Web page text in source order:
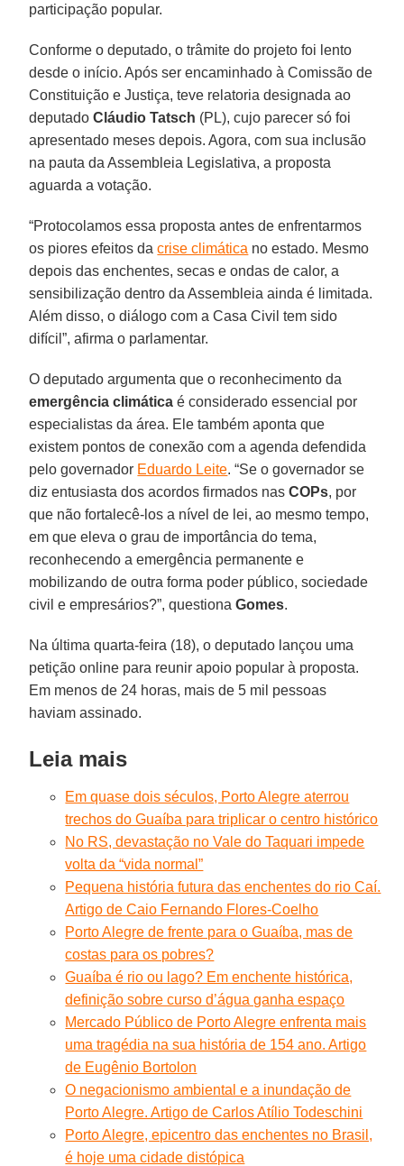
participação popular.
Conforme o deputado, o trâmite do projeto foi lento
desde o início. Após ser encaminhado à Comissão de
Constituição e Justiça, teve relatoria designada ao
deputadoCláudio Tatsch (PL), cujo parecer só foi
apresentado meses depois. Agora, com sua inclusão
na pauta da Assembleia Legislativa, a proposta
aguarda a votação.
“Protocolamos essa proposta antes de enfrentarmos
os piores efeitos dacrise climática no estado. Mesmo
depois das enchentes, secas e ondas de calor, a
sensibilização dentro da Assembleia ainda é limitada.
Além disso, o diálogo com a Casa Civil tem sido
difícil”, afirma o parlamentar.
O deputado argumenta que o reconhecimento da
emergência climática é considerado essencial por
especialistas da área. Ele também aponta que
existem pontos de conexão com a agenda defendida
pelo governador Eduardo Leite. “Se o governador se
diz entusiasta dos acordos firmados nasCOPs, por
que não fortalecê-los a nível de lei, ao mesmo tempo,
em que eleva o grau de importância do tema,
reconhecendo a emergência permanente e
mobilizando de outra forma poder público, sociedade
civil e empresários?”, questionaGomes.
Na última quarta-feira (18), o deputado lançou uma
petição online para reunir apoio popular à proposta.
Em menos de 24 horas, mais de 5 mil pessoas
haviam assinado.
Leia mais
Em quase dois séculos, Porto Alegre aterrou
trechos do Guaíba para triplicar o centro histórico
No RS, devastação no Vale do Taquari impede
volta da “vida normal”
Pequena história futura das enchentes do rio Caí.
Artigo de Caio Fernando Flores-Coelho
Porto Alegre de frente para o Guaíba, mas de
costas para os pobres?
Guaíba é rio ou lago? Em enchente histórica,
definição sobre curso d’água ganha espaço
Mercado Público de Porto Alegre enfrenta mais
uma tragédia na sua história de 154 ano. Artigo
de Eugênio Bortolon
O negacionismo ambiental e a inundação de
Porto Alegre. Artigo de Carlos Atílio Todeschini
Porto Alegre, epicentro das enchentes no Brasil,
é hoje uma cidade distópica